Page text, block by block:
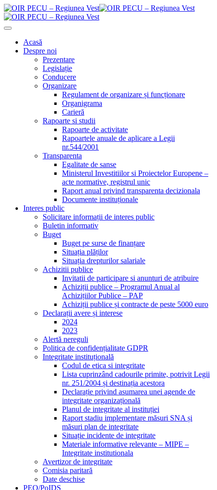
Acasă
Despre noi
Prezentare
Legislație
Conducere
Organizare
Regulament de organizare și funcționare
Organigrama
Carieră
Rapoarte si studii
Rapoarte de activitate
Rapoartele anuale de aplicare a Legii
nr.544/2001
Transparenta
Egalitate de sanse
Ministerul Investitiilor si Proiectelor Europene –
acte normative, registrul unic
Raport anual privind transparenta decizionala
Documente instituționale
Interes public
Solicitare informații de interes public
Buletin informativ
Buget
Buget pe surse de finanțare
Situația plăților
Situația drepturilor salariale
Achizitii publice
Invitatii de participare si anunturi de atribuire
Achiziții publice – Programul Anual al
Achizițiilor Publice – PAP
Achiziții publice și contracte de peste 5000 euro
Declarații avere și interese
2024
2023
Alertă nereguli
Politica de confidențialitate GDPR
Integritate instituțională
Codul de etica si integritate
Lista cuprinzând cadourile primite, potrivit Legii
nr. 251/2004 și destinația acestora
Declarație privind asumarea unei agende de
integritate organizațională
Planul de integritate al instituției
Raport stadiu implementare măsuri SNA și
măsuri plan de integritate
Situație incidente de integritate
Materiale informative relevante – MIPE –
Integritate institutionala
Avertizor de integritate
Comisia paritară
Date deschise
PEO/PoIDS